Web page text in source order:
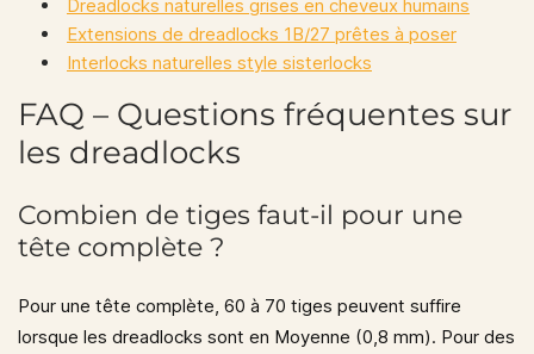
Dreadlocks naturelles grises en cheveux humains
Extensions de dreadlocks 1B/27 prêtes à poser
Interlocks naturelles style sisterlocks
FAQ – Questions fréquentes sur
les dreadlocks
Combien de tiges faut-il pour une
tête complète ?
Pour une tête complète, 60 à 70 tiges peuvent suffire
lorsque les dreadlocks sont en Moyenne (0,8 mm). Pour des